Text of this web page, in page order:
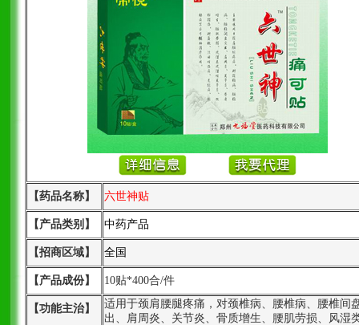
【药品名称】 六世神贴
【产品类别】 中药产品
【招商区域】 全国
【产品成份】 10贴*400合/件
【功能主治】
适用于颈肩腰腿疼痛，对颈椎病、腰椎病、腰椎间
出、肩周炎、关节炎、骨质增生、腰肌劳损、风湿